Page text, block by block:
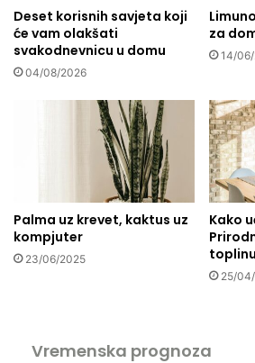
l
n
o
g
h
o
l
o
l
a
m
Deset korisnih savjeta koji
će vam olakšati
svakodnevnicu u domu
04/08/2026
za
14/
Palma uz krevet, kaktus uz
kompjuter
23/06/2025
Kako
25/
Vremenska prognoza